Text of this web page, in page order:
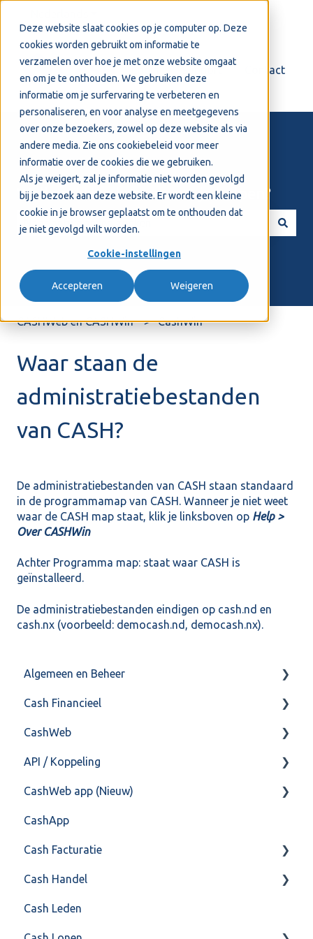
Deze website slaat cookies op je computer op. Deze
cookies worden gebruikt om informatie te
verzamelen over hoe je met onze website omgaat
en om je te onthouden. We gebruiken deze
informatie om je surfervaring te verbeteren en
personaliseren, en voor analyse en meetgegevens
over onze bezoekers, zowel op deze website als via
andere media. Zie ons cookiebeleid voor meer
informatie over de cookies die we gebruiken.
Als je weigert, zal je informatie niet worden gevolgd
bij je bezoek aan deze website. Er wordt een kleine
cookie in je browser geplaatst om te onthouden dat
je niet gevolgd wilt worden.
Cookie-instellingen
Accepteren Weigeren
Support Contact
Welkom! Hoe kunnen we je helpen?
CASHWeb en CASHWin CashWin
Waar staan de
administratiebestanden
van CASH?
De administratiebestanden van CASH staan standaard
in de programmamap van CASH. Wanneer je niet weet
waar de CASH map staat, klik je linksboven op Help >
Over CASHWin
Achter Programma map: staat waar CASH is
geïnstalleerd.
De administratiebestanden eindigen op cash.nd en
cash.nx (voorbeeld: democash.nd, democash.nx).
Algemeen en Beheer
Bank(koppeling)
Import/Export
Postbus
Training & Consultancy
Overig
Cash Financieel
Boekhoud
Fiscaal
Overig
CashWeb
CashHero Layout
Mailen vanuit CASHWeb
Algemeen gebruik
API / Koppeling
Algemeen
Api 3.0 (SOAP API)
API 4.0 (REST API)
CashWeb app (Nieuw)
Veel gestelde vragen
CashApp
Cash Facturatie
Factureren
Instellingen
Cash Handel
Inkoop
Cash Leden